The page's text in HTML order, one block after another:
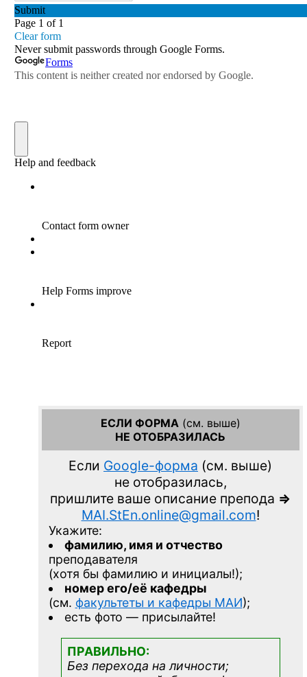
ЕСЛИ ФОРМА (см. выше)
НЕ ОТОБРАЗИЛАСЬ
Если Google-форма (см. выше)
не отобразилась,
пришлите ваше описание препода =>
MAI.StEn.online@gmail.com!
Укажите:
фамилию, имя и отчество
преподавателя
(хотя бы фамилию и инициалы!);
номер его/её кафедры
(см. факультеты и кафедры МАИ);
есть фото — присылайте!
ПРАВИЛЬНО:
Без перехода на личности;